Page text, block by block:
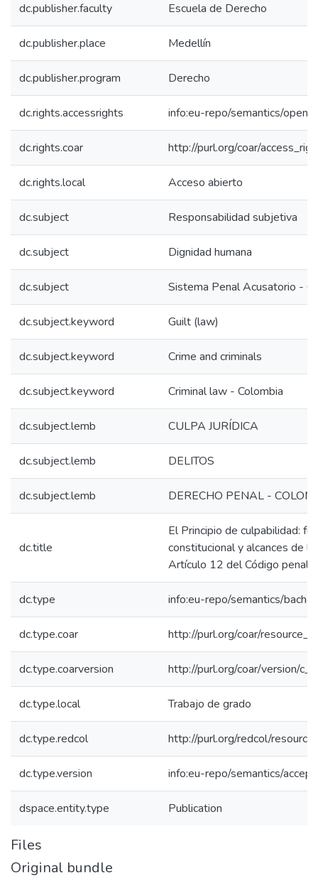
dc.publisher.faculty Escuela de Derecho
dc.publisher.place Medellín
dc.publisher.program Derecho
dc.rights.accessrights info:eu-repo/semantics/
dc.rights.coar http://purl.org/coar/
dc.rights.local Acceso abierto
dc.subject Responsabilidad subjetiva
dc.subject Dignidad humana
dc.subject Sistema Penal Acusatorio -
dc.subject.keyword Guilt (law)
dc.subject.keyword Crime and criminals
dc.subject.keyword Criminal law - Colombia
dc.subject.lemb CULPA JURÍDICA
dc.subject.lemb DELITOS
dc.subject.lemb DERECHO PENAL -
dc.title
El Principio de culpabilidad:
constitucional y alcances de
Artículo 12 del Código penal
dc.type info:eu-repo/semantics/
dc.type.coar http://purl.org/coar/
dc.type.coarversion http://purl.org/coar/version/
dc.type.local Trabajo de grado
dc.type.redcol http://purl.org/redcol/
dc.type.version info:eu-repo/semantics/
dspace.entity.type Publication
Files
Original bundle